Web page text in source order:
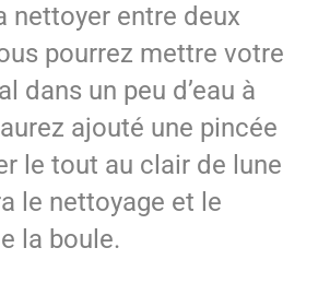
nettoyer entre deux
pourrez mettre votre
dans un peu d’eau à
ajouté une pincée
le tout au clair de lune
le nettoyage et le
la boule.